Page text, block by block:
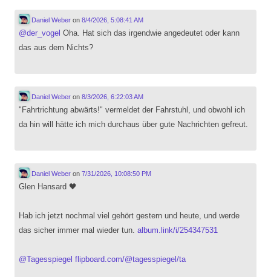
Daniel Weberon 8/4/2026, 5:08:41 AM
@der_vogel Oha. Hat sich das irgendwie angedeutet oder kann
das aus dem Nichts?
Daniel Weberon 8/3/2026, 6:22:03 AM
"Fahrtrichtung abwärts!" vermeldet der Fahrstuhl, und obwohl ich
da hin will hätte ich mich durchaus über gute Nachrichten gefreut.
Daniel Weberon 7/31/2026, 10:08:50 PM
Glen Hansard 🖤
Hab ich jetzt nochmal viel gehört gestern und heute, und werde
das sicher immer mal wieder tun. album.link/i/254347531
@Tagesspiegel flipboard.com/@tagesspiegel/ta